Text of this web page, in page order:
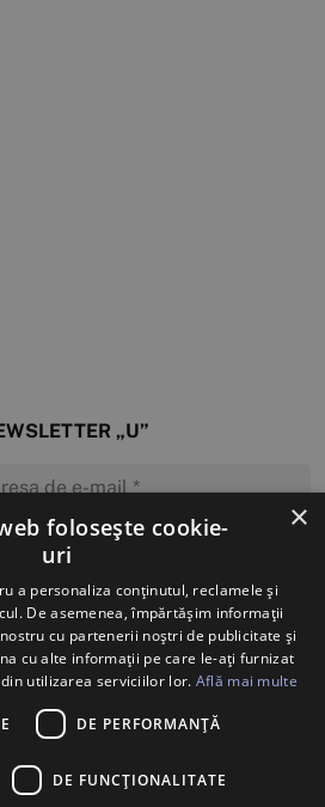
„U”
MĂ ABONEZ
×
folosește cookie-
uri
a personaliza conținutul, reclamele și
De asemenea, împărtășim informații
cu partenerii noștri de publicitate și
cu alte informații pe care le-ați furnizat
utilizarea serviciilor lor. Află mai multe
DE PERFORMANȚĂ
DE FUNCŢIONALITATE